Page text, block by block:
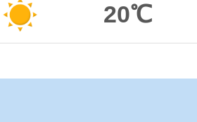
20℃